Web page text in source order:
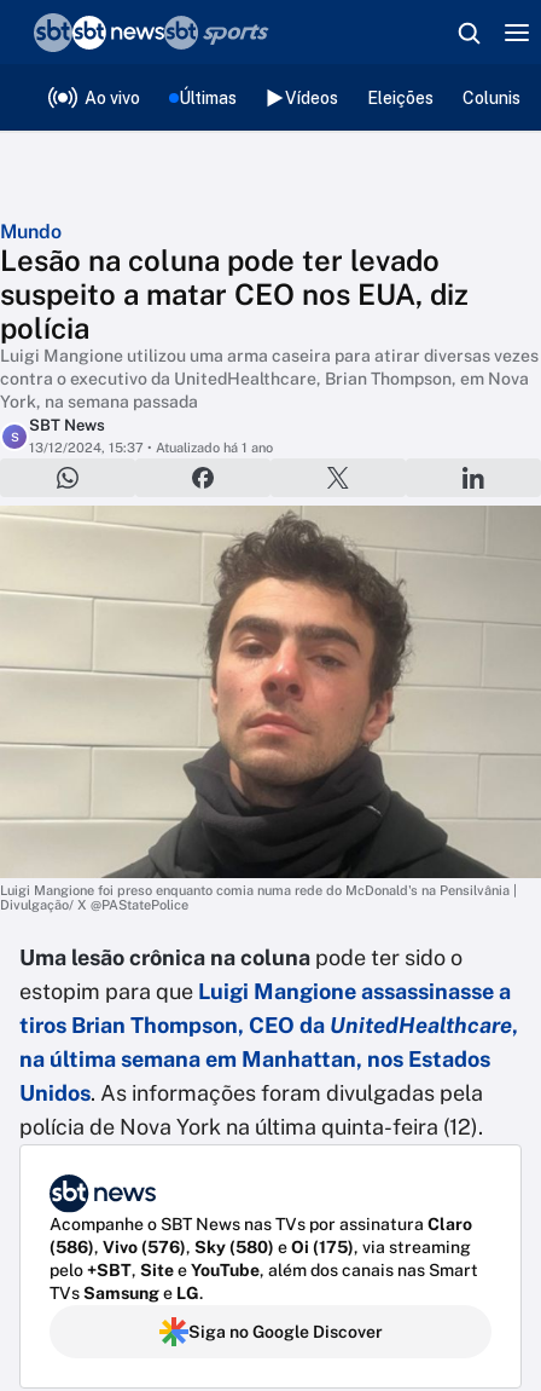
Ao vivo Últimas Vídeos Eleições
Mundo
Lesão na coluna pode ter levado
suspeito a matar CEO nos EUA, diz
polícia
Luigi Mangione utilizou uma arma caseira para atirar diversas vezes
contra o executivo da UnitedHealthcare, Brian Thompson, em Nova
York, na semana passada
S
SBT News
13/12/2024, 15:37 • Atualizado há 1 ano
Luigi Mangione foi preso enquanto comia numa rede do McDonald's na Pensilvânia |
Divulgação/ X @PAStatePolice
Uma lesão crônica na coluna pode ter sido o
estopim para que Luigi Mangioneassassinasse a
tiros Brian Thompson, CEO da UnitedHealthcare,
na última semana em Manhattan, nos Estados
Unidos. As informações foram divulgadas pela
polícia de Nova York na última quinta-feira (12).
Acompanhe o SBT News nas TVs por assinatura Claro
(586), Vivo (576), Sky (580) eOi (175), via streaming
pelo+SBT, SiteeYouTube, além dos canais nas Smart
TVsSamsunge LG.
Siga no Google Discover
❮voltar
Editorias